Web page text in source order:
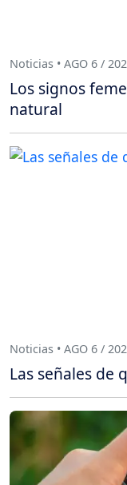
Noticias • AGO 6 /
Los signos
natural
Noticias • AGO 6 /
Las señales de